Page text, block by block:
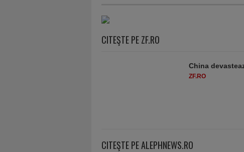
CITEŞTE PE ZF.RO
China
ZF.RO
CITEŞTE PE ALEPHNEWS.RO